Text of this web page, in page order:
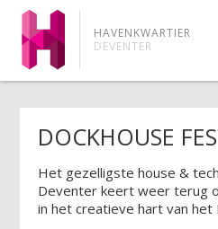
HAVENKWARTIER
DEVENTER
DOCKHOUSE
Het gezelligste house &
Deventer keert weer terug
in het creatieve hart van het